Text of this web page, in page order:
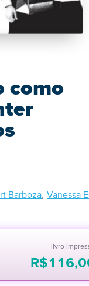
como
Barboza, Vanessa
livro
R$